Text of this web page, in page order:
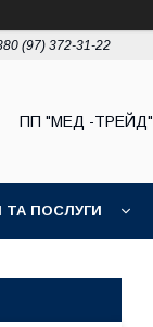
(97) 372-31-22
ПП "МЕД -ТРЕЙД"
ТА ПОСЛУГИ